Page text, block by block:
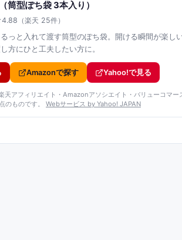
筒型ぽち袋 3本入り）
4.88 （楽天 25件）
っと入れて渡す筒型のぽち袋。開ける瞬間が楽し
方にひと工夫したい方に。
Amazonで探す Yahoo!で見る
天アフィリエイト・Amazonアソシエイト ・バリューコマー
のものです。
Webサービス by Yahoo! JAPAN